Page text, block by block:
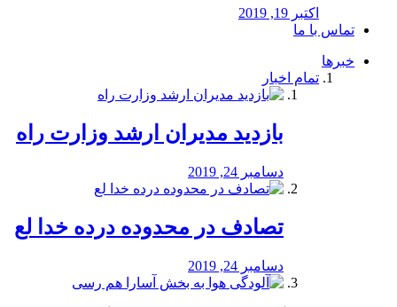
اکتبر 19, 2019
تماس با ما
خبرها
تمام اخبار
بازدید مدیران ارشد وزارت راه
دسامبر 24, 2019
تصادف در محدوده درده خدا لع
دسامبر 24, 2019